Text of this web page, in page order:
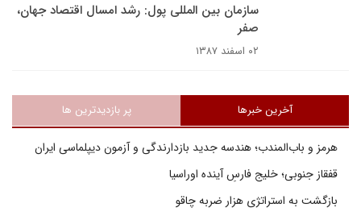
سازمان بين المللى پول: رشد امسال اقتصاد جهان‌،
صفر
۰۲ اسفند ۱۳۸۷
آخرین خبرها پر بازدیدترین ها
هرمز و باب‌المندب؛ هندسه جدید بازدارندگی و آزمون دیپلماسی ایران
قفقاز جنوبی؛ خلیج فارسِ آینده اوراسیا
بازگشت به استراتژی هزار ضربه چاقو